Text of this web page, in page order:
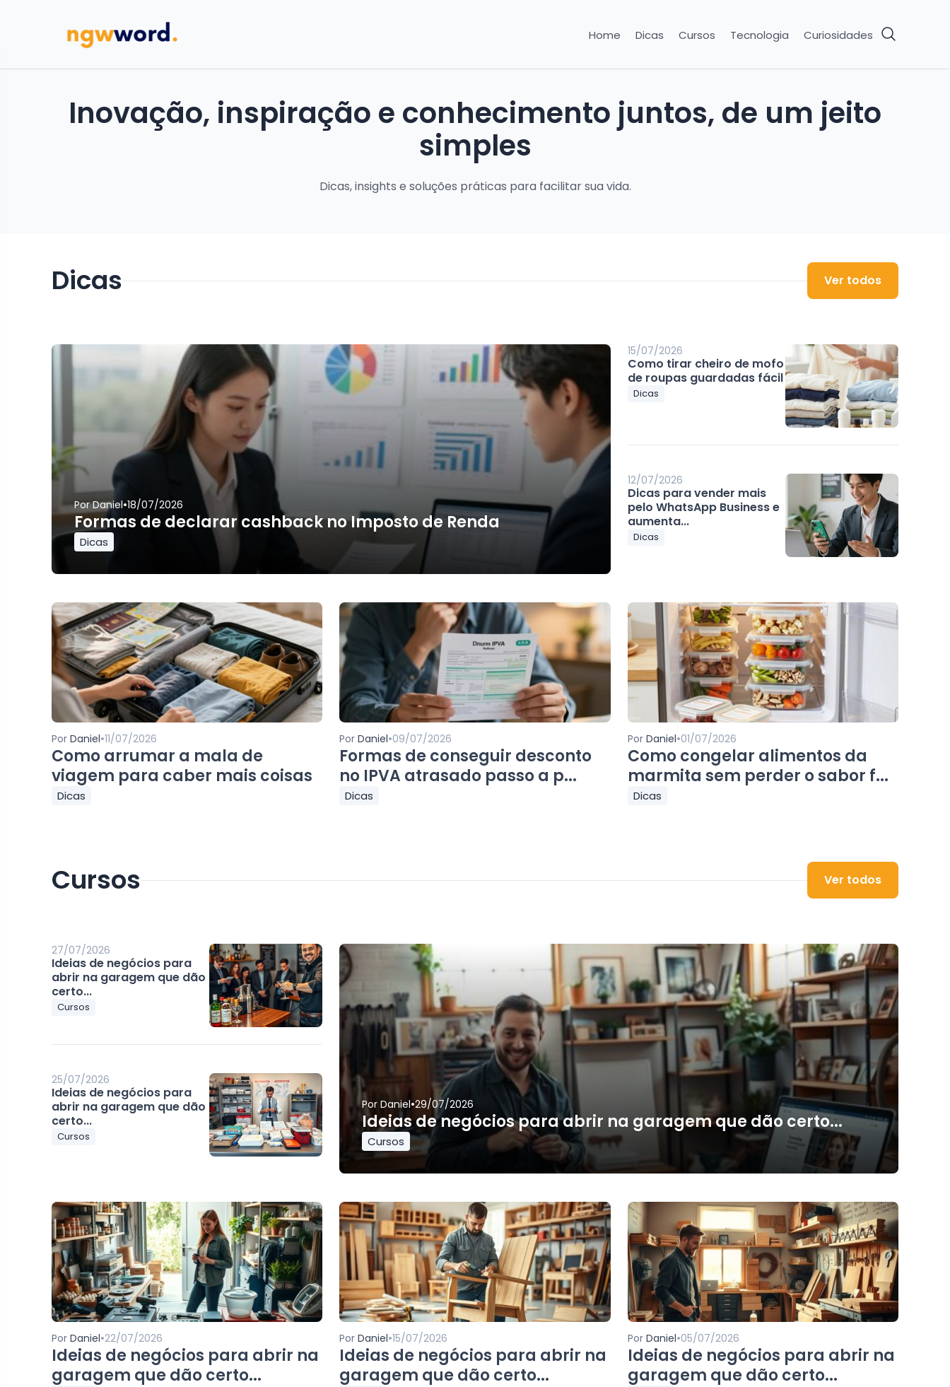
Home Dicas Cursos Tecnologia Curiosidades
Inovação, inspiração e conhecimento juntos, de um jeito
simples
Dicas, insights e soluções práticas para facilitar sua vida.
Dicas Ver todos
PorDaniel•18/07/2026
Formas de declarar cashback no Imposto de Renda
Dicas
15/07/2026
Como tirar cheiro de mofo
de roupas guardadas fácil
Dicas
12/07/2026
Dicas para vender mais
pelo WhatsApp Business e
aumenta...
Dicas
Por Daniel•11/07/2026
Como arrumar a mala de
viagem para caber mais coisas
Dicas
PorDaniel•09/07/2026
Formas de conseguir desconto
no IPVA atrasado passo a p...
Dicas
Por Daniel•01/07/2026
Como congelar alimentos da
marmita sem perder o sabor f...
Dicas
Cursos Ver todos
PorDaniel•29/07/2026
Ideias de negócios para abrir na garagem que dão certo...
Cursos
27/07/2026
Ideias de negócios para
abrir na garagem que dão
certo...
Cursos
25/07/2026
Ideias de negócios para
abrir na garagem que dão
certo...
Cursos
Por Daniel•22/07/2026
Ideias de negócios para abrir na
garagem que dão certo...
PorDaniel•15/07/2026
Ideias de negócios para abrir na
garagem que dão certo...
Por Daniel•05/07/2026
Ideias de negócios para abrir na
garagem que dão certo...